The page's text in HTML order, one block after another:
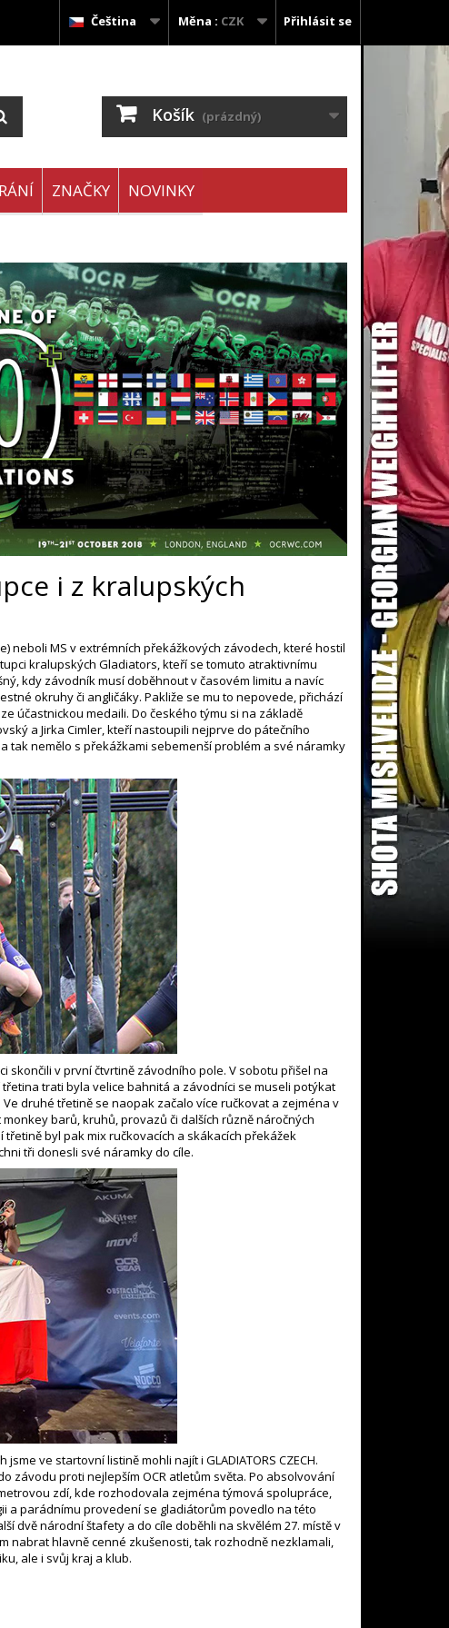
Přihlásit se
Měna : CZK
Čeština
Košík (prázdný)
ZNAČKY NOVINKY
i z kralupských
neboli MS v extrémních překážkových závodech, které hostil
kralupských Gladiators, kteří se tomuto atraktivnímu
kdy závodník musí doběhnout v časovém limitu a navíc
okruhy či angličáky. Pakliže se mu to nepovede, přichází
účastnickou medaili. Do českého týmu si na základě
a Jirka Cimler, kteří nastoupili nejprve do pátečního
tak nemělo s překážkami sebemenší problém a své náramky
skončili v první čtvrtině závodního pole. V sobotu přišel na
trati byla velice bahnitá a závodníci se museli potýkat
druhé třetině se naopak začalo více ručkovat a zejména v
barů, kruhů, provazů či dalších různě náročných
byl pak mix ručkovacích a skákacích překážek
tři donesli své náramky do cíle.
ve startovní listině mohli najít i GLADIATORS CZECH.
závodu proti nejlepším OCR atletům světa. Po absolvování
zdí, kde rozhodovala zejména týmová spolupráce,
a parádnímu provedení se gladiátorům povedlo na této
dvě národní štafety a do cíle doběhli na skvělém 27. místě v
nabrat hlavně cenné zkušenosti, tak rozhodně nezklamali,
ale i svůj kraj a klub.